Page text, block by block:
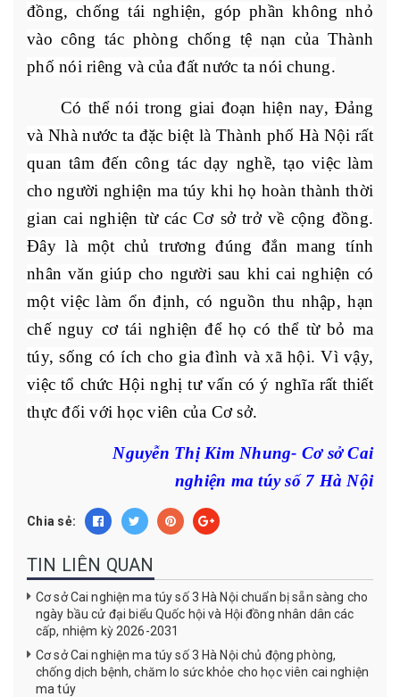
đồng, chống tái nghiện, góp phần không nhỏ
vào công tác phòng chống tệ nạn của Thành
phố nói riêng và của đất nước ta nói chung.
Có thể nói trong giai đoạn hiện nay, Đảng
và Nhà nước ta đặc biệt là Thành phố Hà Nội rất
quan tâm đến công tác dạy nghề, tạo việc làm
cho người nghiện ma túy khi họ hoàn thành thời
gian cai nghiện từ các Cơ sở trở về cộng đồng.
Đây là một chủ trương đúng đắn mang tính
nhân văn giúp cho người sau khi cai nghiện có
một việc làm ổn định, có nguồn thu nhập, hạn
chế nguy cơ tái nghiện để họ có thể từ bỏ ma
túy, sống có ích cho gia đình và xã hội. Vì vậy,
việc tổ chức Hội nghị tư vấn có ý nghĩa rất thiết
thực đối với học viên của Cơ sở.
Nguyễn Thị Kim Nhung- Cơ sở Cai
nghiện ma túy số 7 Hà Nội
Chia sẻ:
TIN LIÊN QUAN
Cơ sở Cai nghiện ma túy số 3 Hà Nội chuẩn bị sẵn sàng cho
ngày bầu cử đại biểu Quốc hội và Hội đồng nhân dân các
cấp, nhiệm kỳ 2026-2031
Cơ sở Cai nghiện ma túy số 3 Hà Nội chủ động phòng,
chống dịch bệnh, chăm lo sức khỏe cho học viên cai nghiện
ma túy